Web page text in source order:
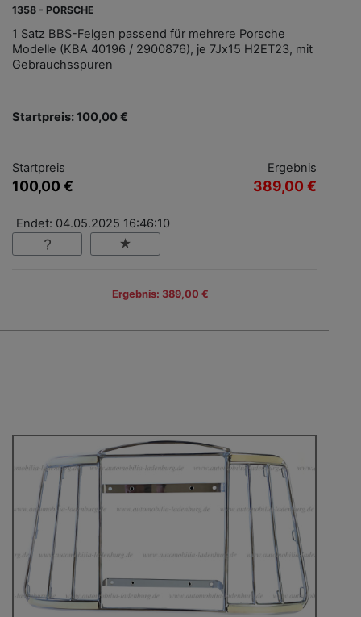
1358 - PORSCHE
1 Satz BBS-Felgen passend für mehrere Porsche
Modelle (KBA 40196 / 2900876), je 7Jx15 H2ET23, mit
Gebrauchsspuren
Startpreis: 100,00 €
Startpreis
100,00 €
Ergebnis
389,00 €
Endet: 04.05.2025 16:46:10
Ergebnis: 389,00 €